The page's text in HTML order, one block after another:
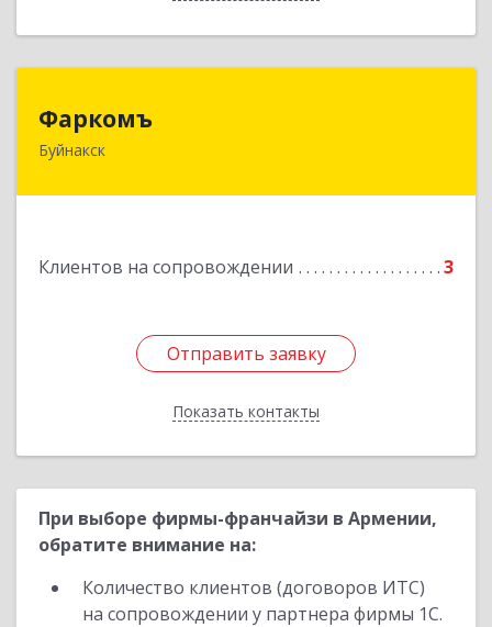
Фаркомъ
Буйнакск
Клиентов на сопровождении 3
Отправить заявку
Показать контакты
Отправить заявку
Назад
При выборе фирмы-франчайзи в Армении,
обратите внимание на:
Количество клиентов (договоров ИТС)
на сопровождении у партнера фирмы 1С.